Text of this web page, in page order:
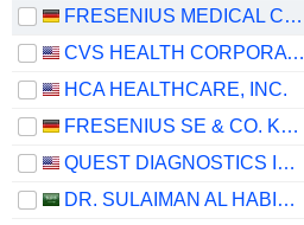
FRESENIUS MEDICAL CARE AG
CVS HEALTH CORPORATION
HCA HEALTHCARE, INC.
FRESENIUS SE & CO. KGAA
QUEST DIAGNOSTICS INCORPORATED
DR. SULAIMAN AL HABIB MEDICAL SERVICES GROUP COMPANY